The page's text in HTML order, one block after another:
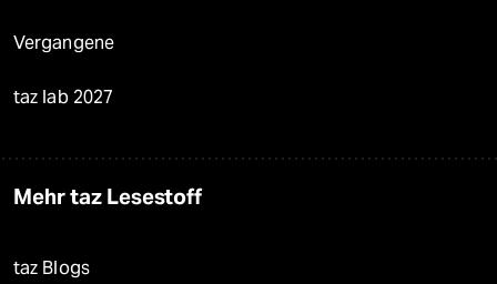
Vergangene
taz lab 2027
Mehr taz Lesestoff
taz Blogs